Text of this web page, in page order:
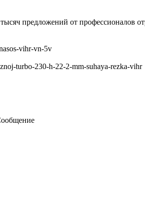
предложений от профессионалов
vihr-vn-5v
turbo-230-h-22-2-mm-suhaya-rezka-vihr